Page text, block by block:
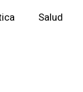
Salud